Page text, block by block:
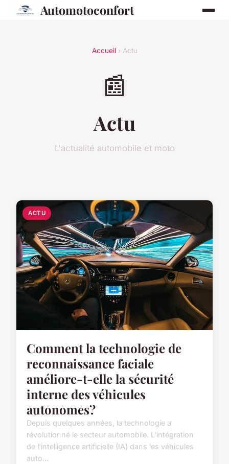
Automotoconfort
Accueil› Actu
📰
Actu
L'actualité automobile et moto
ACTU
Comment la technologie de
reconnaissance faciale
améliore-t-elle la sécurité
interne des véhicules
autonomes?
Depuis quelques années, la technologie a
révolutionné le secteur automobile. L'intégration
de l'intelligence artificielle (IA) dans les véhicules
auto...